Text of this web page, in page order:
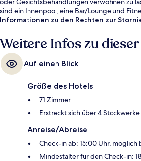
oder Gesichtsbehandlungen verwöhnen zu
sind ein Innenpool, eine Bar/Lounge und
Informationen zu den Rechten zur
Weitere Infos zu
Auf einen Blick
Größe des Hotels
71 Zimmer
Erstreckt sich über 4 Stockwerke
Anreise/Abreise
Check-in ab: 15:00 Uhr, möglich
Mindestalter für den Check-in: